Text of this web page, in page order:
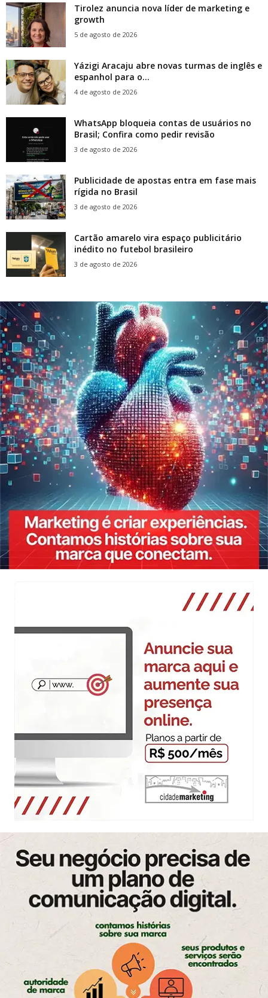
Tirolez anuncia nova líder de marketing e
growth
5 de agosto de 2026
Yázigi Aracaju abre novas turmas de inglês e
espanhol para o...
4 de agosto de 2026
WhatsApp bloqueia contas de usuários no
Brasil; Confira como pedir revisão
3 de agosto de 2026
Publicidade de apostas entra em fase mais
rígida no Brasil
3 de agosto de 2026
Cartão amarelo vira espaço publicitário
inédito no futebol brasileiro
3 de agosto de 2026